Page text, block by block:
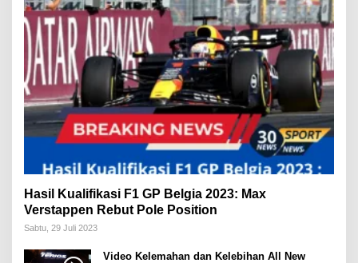
Hasil Kualifikasi F1 GP Belgia 2023: Max
Verstappen Rebut Pole Position
Sabtu, 29 Juli 2023
Video Kelemahan dan Kelebihan All New